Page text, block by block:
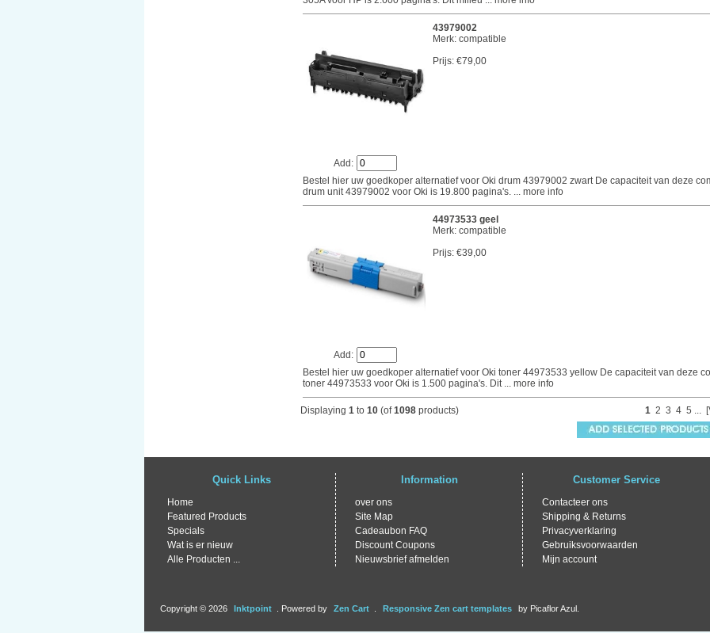
Add:
43979002
Merk: compatible
Prijs: €79,00
Bestel hier uw goedkoper alternatief voor Oki drum 43979002 zwart De capaciteit van deze
drum unit 43979002 voor Oki is 19.800 pagina's.
... more info
Add:
44973533 geel
Merk: compatible
Prijs: €39,00
Bestel hier uw goedkoper alternatief voor Oki toner 44973533 yellow De capaciteit van deze
toner 44973533 voor Oki is 1.500 pagina's. Dit... more info
Displaying 1 to 10(of1098products) 1 2 3 4 5
Quick Links
Home
Featured Products
Specials
Wat is er nieuw
Alle Producten ...
Information
over ons
Site Map
Cadeaubon FAQ
Discount Coupons
Nieuwsbrief afmelden
Customer Service
Contacteer ons
Shipping & Returns
Privacyverklaring
Gebruiksvoorwaarden
Mijn account
Copyright © 2026 Inktpoint . Powered by Zen Cart Responsive Zen cart templates by Picaflor Azul.